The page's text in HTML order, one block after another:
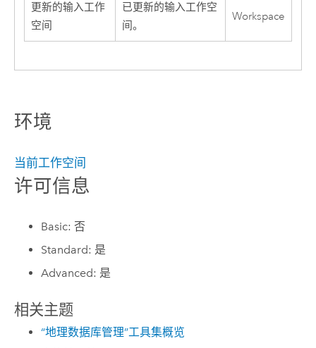
更新的输入工作
空间
已更新的输入工作空
间。
Workspace
环境
当前工作空间
许可信息
Basic: 否
Standard: 是
Advanced: 是
相关主题
“地理数据库管理”工具集概览